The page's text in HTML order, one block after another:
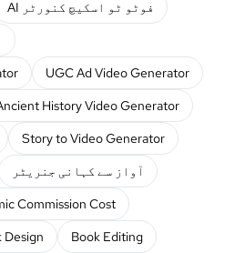
AI فوٹو ٹو اسکیچ کنورٹر
UGC Ad Video Generator
History Video Generator
Story to Video Generator
آواز سے کہانی جنریٹر
Commission Cost
Design
Book Editing